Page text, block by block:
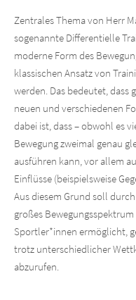
Zentrales Thema von Herr
sogenannte Differentielle
moderne Form des
klassischen Ansatz von
werden. Das bedeutet, dass
neuen und verschiedenen
dabei ist, dass – obwohl es
Bewegung zweimal genau
ausführen kann, vor allem
Einflüsse (beispielsweise
Aus diesem Grund soll
großes
Sportler*innen ermöglicht,
trotz unterschiedlicher
abzurufen.